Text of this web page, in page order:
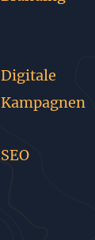
Digitale
Kampagnen
SEO